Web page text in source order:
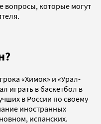
вопросы, которые могут
«Химок» и «Урал-
играть в баскетбол в
в России по своему
иностранных
испанских.